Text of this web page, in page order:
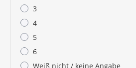
3
4
5
6
Weiß nicht / keine Angabe